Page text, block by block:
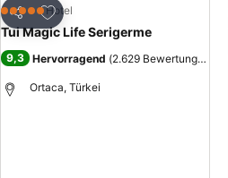
Teilen
Zu Favoriten hinzufügen
5 Sterne Hotel
Tui Magic Life Serigerme
9,3 Hervorragend (2.629 Bewertungen
Ortaca, Türkei